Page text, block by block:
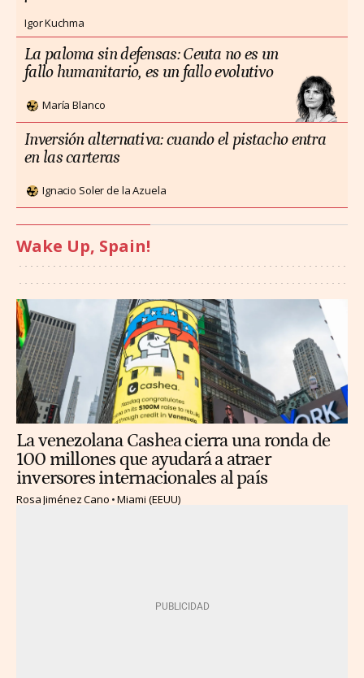
Igor Kuchma
La paloma sin defensas: Ceuta no es un
fallo humanitario, es un fallo evolutivo
María Blanco
Inversión alternativa: cuando el pistacho entra
en las carteras
Ignacio Soler de la Azuela
Wake Up, Spain!
La venezolana Cashea cierra una ronda de
100 millones que ayudará a atraer
inversores internacionales al país
Rosa Jiménez Cano Miami (EEUU)